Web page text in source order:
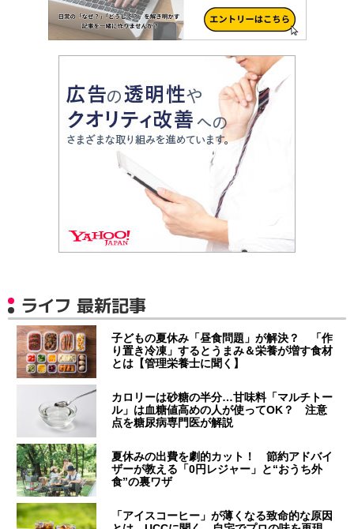
ライフ 最新記事
子どもの夏休み「昼食問題」が解決？ 「作
り置き冷凍」するとうまみ＆栄養が増す食材
とは【管理栄養士に聞く】
カロリーは砂糖の半分…甘味料「マルチトー
ル」は血糖値高めの人が使ってOK？ 注意
点を糖尿病専門医が解説
夏休みの出費を劇的カット！ 節約アドバイ
ザーが教える「0円レジャー」と“おうち外
食”の裏ワザ
「アイスコーヒー」が薄くなる致命的な原因